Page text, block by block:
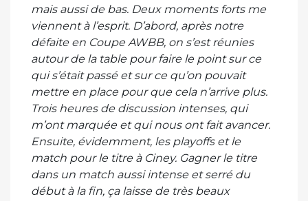
mais aussi de bas. Deux moments forts me
viennent à l’esprit. D’abord, après notre
défaite en Coupe AWBB, on s’est réunies
autour de la table pour faire le point sur ce
qui s’était passé et sur ce qu’on pouvait
mettre en place pour que cela n’arrive plus.
Trois heures de discussion intenses, qui
m’ont marquée et qui nous ont fait avancer.
Ensuite, évidemment, les playoffs et le
match pour le titre à Ciney. Gagner le titre
dans un match aussi intense et serré du
début à la fin, ça laisse de très beaux